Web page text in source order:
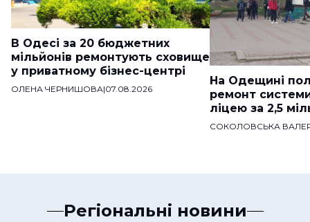
В Одесі за 20 бюджетних
мільйонів ремонтують сховище
у приватному бізнес-центрі
ОЛЕНА ЧЕРНИШОВА|07.08.2026
На Одещині
ремонт
ліцею за 2,5
СОКОЛОВСЬКА
Регіональні новини